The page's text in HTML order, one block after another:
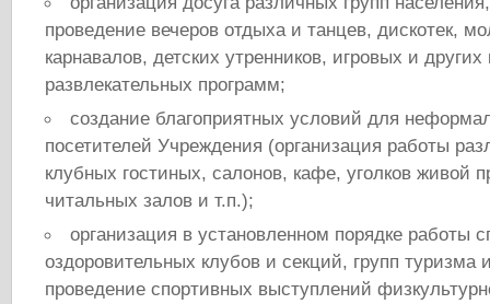
проведение вечеров отдыха и танцев, дискотек,
карнавалов, детских утренников, игровых и других
развлекательных программ;
создание благоприятных условий для
посетителей Учреждения (организация работы
клубных гостиных, салонов, кафе, уголков живой
читальных залов и т.п.);
организация в установленном порядке работы
оздоровительных клубов и секций, групп туризма
проведение спортивных выступлений